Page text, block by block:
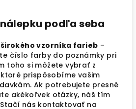
podľa seba
širokého vzorníka farieb –
číslo farby do poznámky pri
toho si môžete vybrať z
prispôsobíme vašim
Ak potrebujete presné
akékoľvek otázky, náš tím
nás kontaktovať na